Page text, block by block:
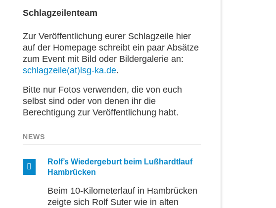
Schlagzeilenteam
Zur Veröffentlichung eurer Schlagzeile hier
auf der Homepage schreibt ein paar Absätze
zum Event mit Bild oder Bildergalerie an:
schlagzeile(at)lsg-ka.de.
Bitte nur Fotos verwenden, die von euch
selbst sind oder von denen ihr die
Berechtigung zur Veröffentlichung habt.
NEWS
Rolf’s Wiedergeburt beim Lußhardtlauf
Hambrücken
Beim 10-Kilometerlauf in Hambrücken
zeigte sich Rolf Suter wie in alten